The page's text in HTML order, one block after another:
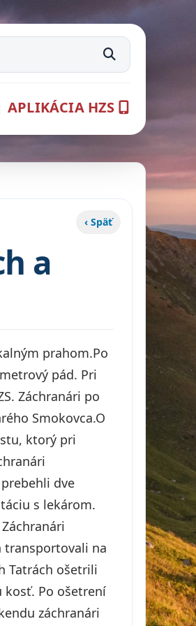
APLIKÁCIA HZS
‹ Späť
a
prahom.Po
pád. Pri
Záchranári po
Smokovca.O
ktorý pri
dve
s lekárom.
transportovali na
Tatrách ošetrili
kosť. Po ošetrení
záchranári